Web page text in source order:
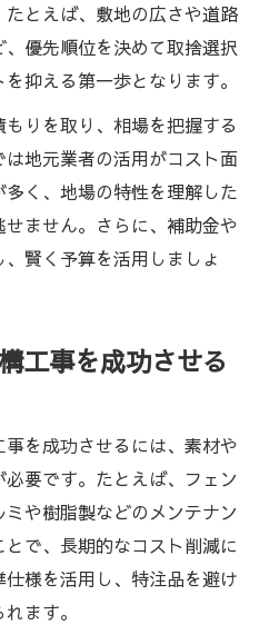
とえば、敷地の広さや道路
優先順位を決めて取捨選択
抑える第一歩となります。
りを取り、相場を把握する
地元業者の活用がコスト面
く、地場の特性を理解した
ません。さらに、補助金や
賢く予算を活用しましょ
工事を成功させる
を成功させるには、素材や
要です。たとえば、フェン
や樹脂製などのメンテナン
で、長期的なコスト削減に
様を活用し、特注品を避け
ます。